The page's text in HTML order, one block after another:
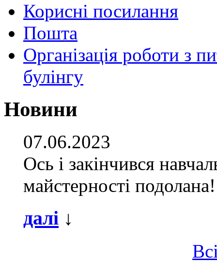
Корисні посилання
Пошта
Організація роботи з
булінгу
Новини
07.06.2023
Ось і закінчився
майстерності подолана!
далі ↓